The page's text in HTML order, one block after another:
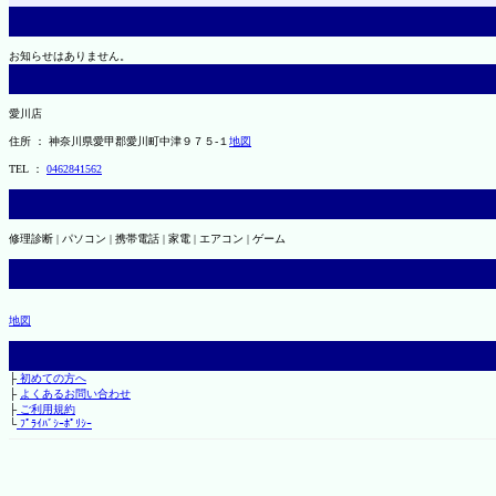
お知らせはありません。
愛川店
住所 ： 神奈川県愛甲郡愛川町中津９７５-１ 地図
TEL ： 0462841562
修理診断 | パソコン | 携帯電話 | 家電 | エアコン | ゲーム
地図
├初めての方へ
├ よくあるお問い合わせ
├ご利用規約
└ﾌﾟﾗｲﾊﾞｼｰﾎﾟﾘｼｰ